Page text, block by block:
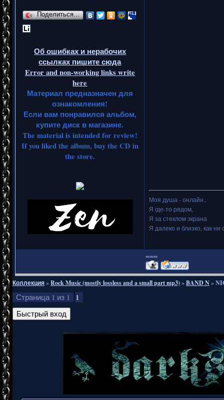
Поделиться…
Об ошибках и нерабочих
ссылках пишите сюда
Error and non-working links write
here
Материал предназначен для
ознакомления!
Если вам понравился альбом,
купите диск в магазине.
The material is intended for review!
If you liked the album, buy the CD in
the store.
Моя душа - онлайн..
Я где-то рядом,
Я за стеклом экрана
Я далеко и близко, как ни
===
Коллекция»Rock Music (mostly lossless and a small part mp3)»BAND N»
Страница 1 из 1 1